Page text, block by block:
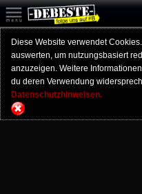
Diese Website verwendet
auswerten, um nutzungsbasiert
anzuzeigen. Weitere
du deren Verwendung
Datenschutzhinweisen.